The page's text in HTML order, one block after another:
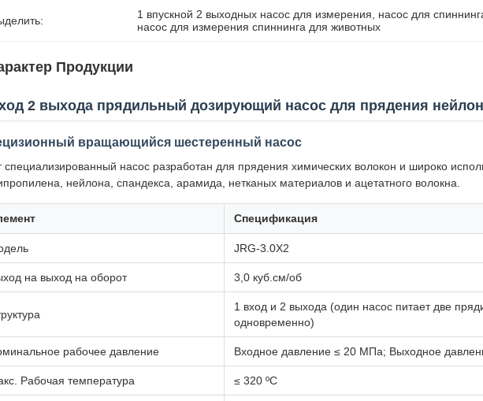
1 впускной 2 выходных насос для измерения насос для
насос для измерения спиннинга для животных
Продукции
2 выхода прядильный дозирующий насос для прядения
вращающийся шестеренный насос
специализированный насос разработан для прядения химических волокон и широко
нейлона, спандекса, арамида, нетканых материалов и ацетатного волокна.
Спецификация
JRG-3.0X2
на выход на оборот 3,0 куб.см/об
1 вход и 2 выхода (один насос питает две
одновременно)
рабочее давление Входное давление ≤ 20 МПа; Выходное
Рабочая температура ≤ 320 ºС